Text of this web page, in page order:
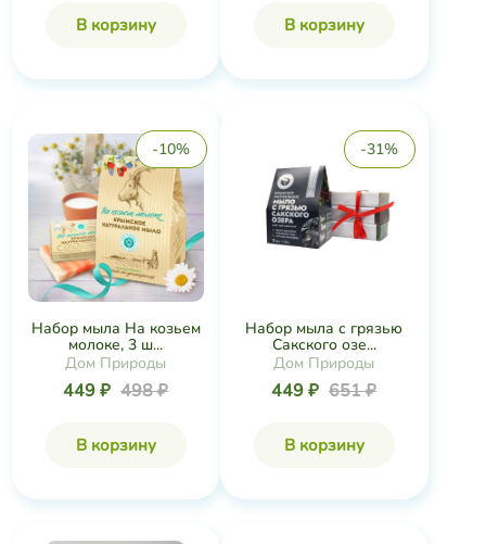
В корзину В корзину
-10%
Набор мыла На козьем
молоке, 3 ш...
Дом Природы
449 ₽ 498 ₽
В корзину
-31%
Набор мыла с грязью
Сакского озе...
Дом Природы
449 ₽ 651 ₽
В корзину